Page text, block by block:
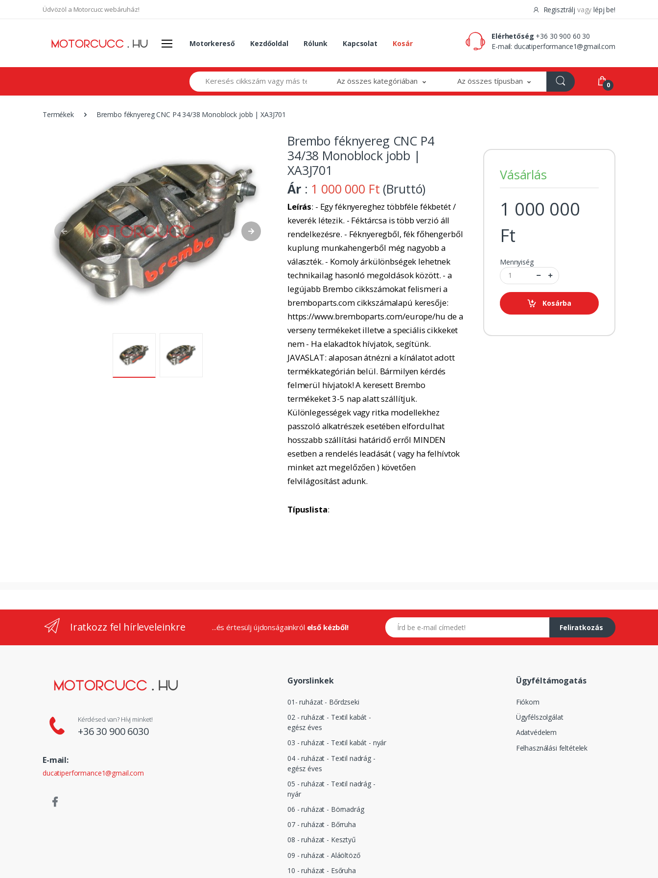
Üdvözöl a Motorcucc webáruház! Regisztrálj vagy lépj be!
Motorkereső Kezdőoldal Rólunk Kapcsolat Kosár
Elérhetőség +36 30 900 60 30
E-mail:ducatiperformance1@gmail.com
Search Az összes kategóriában Az összes típusban 0
Termékek Brembo féknyereg CNC P4 34/38 Monoblock jobb | XA3J701
Brembo féknyereg CNC P4
34/38 Monoblock jobb |
XA3J701
Ár : 1 000 000 Ft (Bruttó)
Leírás: - Egy féknyereghez többféle fékbetét /
keverék létezik. - Féktárcsa is több verzió áll
rendelkezésre. - Féknyeregből, fék főhengerből
kuplung munkahengerből még nagyobb a
választék. - Komoly árkülönbségek lehetnek
technikailag hasonló megoldások között. - a
legújabb Brembo cikkszámokat felismeri a
bremboparts.com cikkszámalapú keresője:
https://www.bremboparts.com/europe/hu de a
verseny termékeket illetve a speciális cikkeket
nem - Ha elakadtok hívjatok, segítünk.
JAVASLAT: alaposan átnézni a kínálatot adott
termékkategórián belül. Bármilyen kérdés
felmerül hívjatok! A keresett Brembo
termékeket 3-5 nap alatt szállítjuk.
Különlegességek vagy ritka modellekhez
passzoló alkatrészek esetében elfordulhat
hosszabb szállítási határidő erről MINDEN
esetben a rendelés leadását ( vagy ha felhívtok
minket azt megelőzően ) követően
felvilágosítást adunk.
Típuslista:
Vásárlás
1 000 000
Ft
Mennyiség
Kosárba
Iratkozz fel hírleveleinkre ...és értesülj újdonságainkról első kézből!
E-mail címed
Feliratkozás
Kérdésed van? Hívj minket!
+36 30 900 6030
E-mail:
ducatiperformance1@gmail.com
Gyorslinkek
01- ruházat - Bőrdzseki
02 - ruházat - Textil kabát -
egész éves
03 - ruházat - Textil kabát - nyár
04 - ruházat - Textil nadrág -
egész éves
05 - ruházat - Textil nadrág -
nyár
06 - ruházat - Börnadrág
07 - ruházat - Bőrruha
08 - ruházat - Kesztyű
09 - ruházat - Aláöltöző
10 - ruházat - Esőruha
Ügyféltámogatás
Fiókom
Ügyfélszolgálat
Adatvédelem
Felhasználási feltételek